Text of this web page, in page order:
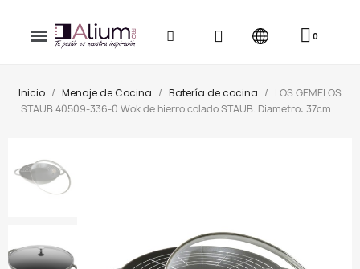
Inicio Menaje de Cocina Batería de cocina
LOS GEMELOS
STAUB 40509-336-0 Wok de hierro colado STAUB. Diametro: 37cm